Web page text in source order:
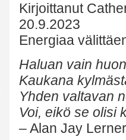
Kirjoittanut
20.9.2023
Energiaa
Haluan vain
Kaukana
Yhden valtavan
Voi, eikö se olisi
– Alan Jay